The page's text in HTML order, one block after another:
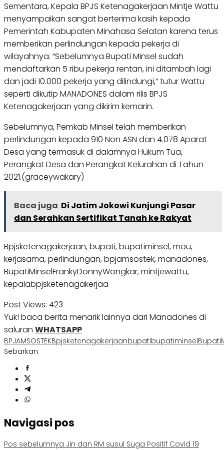
Sementara, Kepala BPJS Ketenagakerjaan Mintje Wattu
menyampaikan sangat berterima kasih kepada
Pemerintah Kabupaten Minahasa Selatan karena terus
memberikan perlindungan kepada pekerja di
wilayahnya. “Sebelumnya Bupati Minsel sudah
mendaftarkan 5 ribu pekerja rentan, ini ditambah lagi
dan jadi 10.000 pekerja yang dilindungi,” tutur Wattu
seperti dikutip MANADONES dalam rilis BPJS
Ketenagakerjaan yang dikirim kemarin.
Sebelumnya, Pemkab Minsel telah memberikan
perlindungan kepada 910 Non ASN dan 4.078 Aparat
Desa yang termasuk di dalamnya Hukum Tua,
Perangkat Desa dan Perangkat Kelurahan di Tahun
2021.(graceywakary)
Baca juga Di Jatim Jokowi Kunjungi Pasar
dan Serahkan Sertifikat Tanah ke Rakyat
Bpjsketenagakerjaan, bupati, bupatiminsel, mou,
kerjasama, perlindungan, bpjamsostek, manadones,
BupatiMinselFrankyDonnyWongkar, mintjewattu,
kepalabpjsketenagakerjaa
Post Views: 423
Yuk! baca berita menarik lainnya dari Manadones di
saluran WHATSAPP
BPJAMSOSTEKBpjsketenagakerjaanbupatibupatiminsel
Sebarkan
Navigasi pos
Pos sebelumnya Jin dan RM susul Suga Positif Covid 19